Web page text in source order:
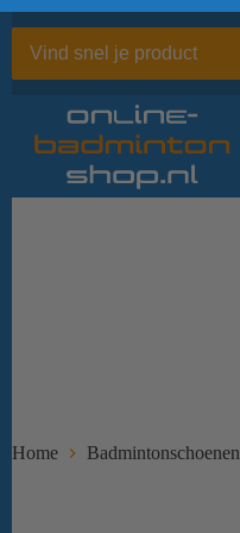
naar
inhoud
Home Badmintonschoenen